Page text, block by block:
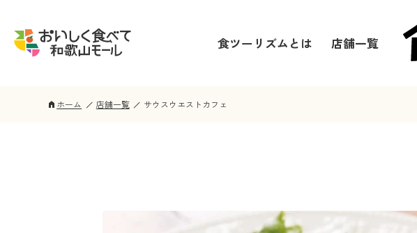
食ツーリズムとは 店舗一覧
home ホーム 店舗一覧 サウスウエストカフェ